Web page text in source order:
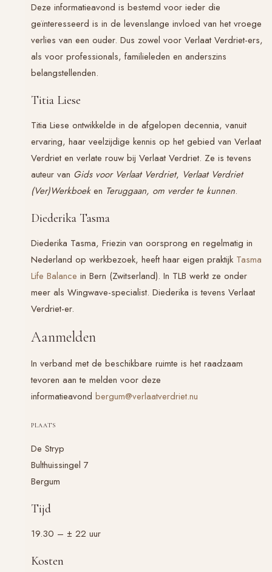
Deze informatieavond is bestemd voor ieder die
geïnteresseerd is in de levenslange invloed van het vroege
verlies van een ouder. Dus zowel voor Verlaat Verdriet-ers,
als voor professionals, familieleden en anderszins
belangstellenden.
Titia Liese
Titia Liese ontwikkelde in de afgelopen decennia, vanuit
ervaring, haar veelzijdige kennis op het gebied van Verlaat
Verdriet en verlate rouw bij Verlaat Verdriet. Ze is tevens
auteur van Gids voor Verlaat Verdriet, Verlaat Verdriet
(Ver)Werkboeken Teruggaan, om verder te kunnen.
Diederika Tasma
Diederika Tasma, Friezin van oorsprong en regelmatig in
Nederland op werkbezoek, heeft haar eigen praktijk Tasma
Life Balance in Bern (Zwitserland). In TLB werkt ze onder
meer als Wingwave-specialist. Diederika is tevens Verlaat
Verdriet-er.
Aanmelden
In verband met de beschikbare ruimte is het raadzaam
tevoren aan te melden voor deze
informatieavond bergum@verlaatverdriet.nu
PLAATS
De Stryp
Bulthuissingel 7
Bergum
Tijd
19.30 – ± 22 uur
Kosten